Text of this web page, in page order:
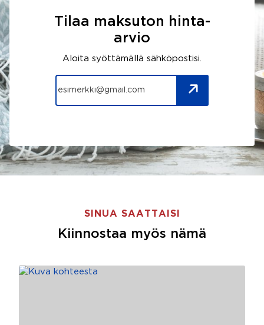
Tilaa maksuton hinta-
arvio
Aloita syöttämällä sähköpostisi.
SINUA SAATTAISI
Kiinnostaa myös nämä